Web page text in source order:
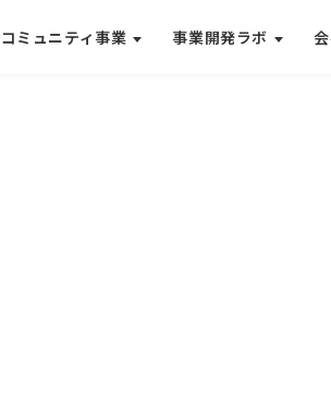
コミュニティ事業 事業開発ラボ